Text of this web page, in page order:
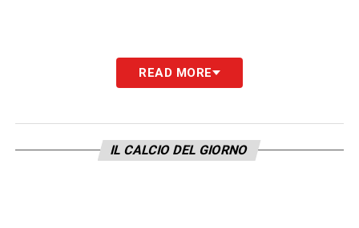
READ MORE
IL CALCIO DEL GIORNO